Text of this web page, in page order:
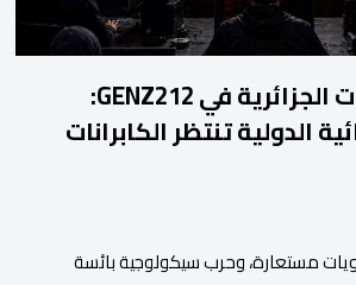
بصمات المخابرات الجزائرية في GENZ212:
الدولية تنتظر الكابرانات
مستعارة، وحرب سيكولوجية بائسة